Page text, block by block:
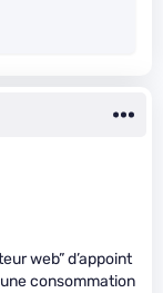
web” d’appoint
consommation